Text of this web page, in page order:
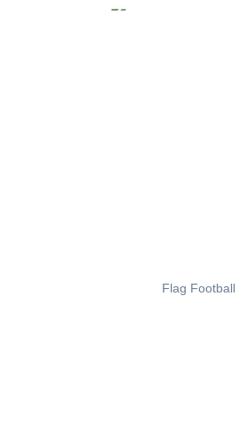
Flag Football